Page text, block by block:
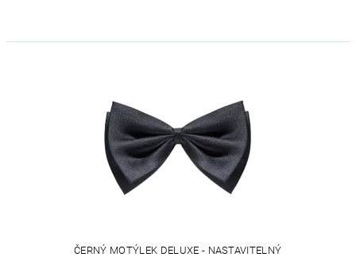
ČERNÝ MOTÝLEK DELUXE - NASTAVITELNÝ